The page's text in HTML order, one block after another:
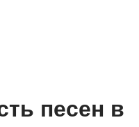
песен в